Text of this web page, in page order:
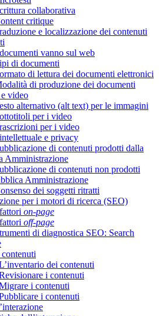
collaborativa
critique
e localizzazione dei contenuti
vanno sul web
di documenti
di lettura dei documenti elettronici
di produzione dei documenti
video
alternativo (alt text) per le immagini
per i video
per i video
e privacy
di contenuti prodotti dalla
Amministrazione
di contenuti non prodotti
Amministrazione
dei soggetti ritratti
per i motori di ricerca (SEO)
on-page
off-page
di diagnostica SEO: Search
dei contenuti
i contenuti
i contenuti
i contenuti